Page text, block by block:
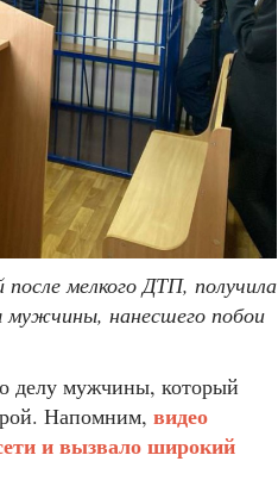
мелкого ДТП, получила
мужчины, нанесшего побои
делу мужчины, который
Напомним, видео
и вызвало широкий